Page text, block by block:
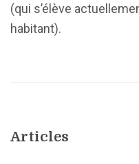
(qui s’élève
habitant).
Articles